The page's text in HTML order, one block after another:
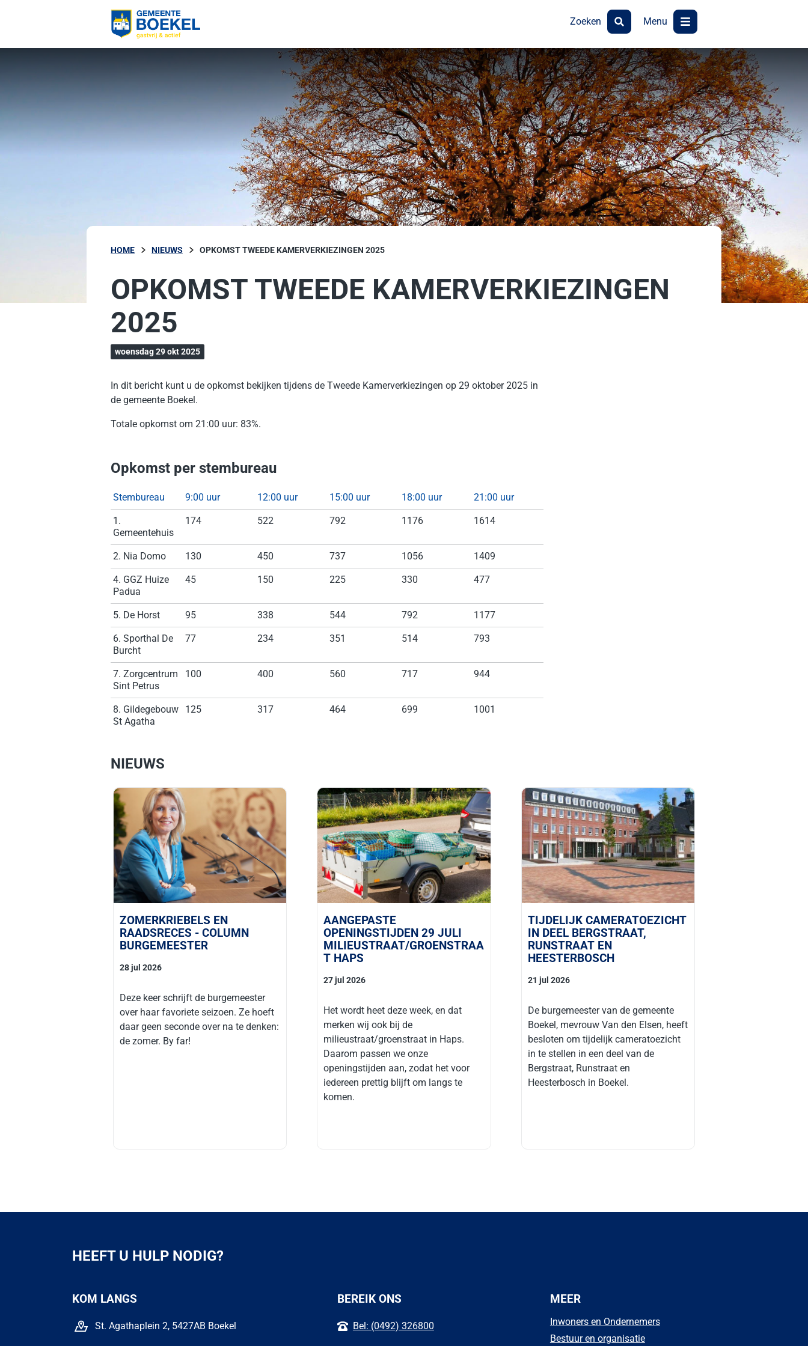
Zoeken Menu
HOME NIEUWS OPKOMST TWEEDE KAMERVERKIEZINGEN 2025
OPKOMST TWEEDE KAMERVERKIEZINGEN
2025
woensdag 29 okt 2025
In dit bericht kunt u de opkomst bekijken tijdens de Tweede Kamerverkiezingen op 29 oktober 2025 in
de gemeente Boekel.
Totale opkomst om 21:00 uur: 83%.
Opkomst per stembureau
Stembureau 9:00 uur 12:00 uur 15:00 uur 18:00 uur 21:00 uur
1.
Gemeentehuis
174 522 792 1176 1614
2. Nia Domo 130 450 737 1056 1409
4. GGZ Huize
Padua
45 150 225 330 477
5. De Horst 95 338 544 792 1177
6. Sporthal De
Burcht
77 234 351 514 793
7. Zorgcentrum
Sint Petrus
100 400 560 717 944
8. Gildegebouw
St Agatha
125 317 464 699 1001
NIEUWS
ZOMERKRIEBELS EN
RAADSRECES - COLUMN
BURGEMEESTER
28 jul 2026
Deze keer schrijft de burgemeester
over haar favoriete seizoen. Ze hoeft
daar geen seconde over na te denken:
de zomer. By far!
AANGEPASTE
OPENINGSTIJDEN 29 JULI
MILIEUSTRAAT/GROENSTRAA
T HAPS
27 jul 2026
Het wordt heet deze week, en dat
merken wij ook bij de
milieustraat/groenstraat in Haps.
Daarom passen we onze
openingstijden aan, zodat het voor
iedereen prettig blijft om langs te
komen.
TIJDELIJK CAMERATOEZICHT
IN DEEL BERGSTRAAT,
RUNSTRAAT EN
HEESTERBOSCH
21 jul 2026
De burgemeester van de gemeente
Boekel, mevrouw Van den Elsen, heeft
besloten om tijdelijk cameratoezicht
in te stellen in een deel van de
Bergstraat, Runstraat en
Heesterbosch in Boekel.
HEEFT U HULP NODIG?
KOM LANGS
St. Agathaplein 2, 5427AB Boekel
BEREIK ONS
Bel: (0492) 326800
MEER
Inwoners en Ondernemers
Bestuur en organisatie